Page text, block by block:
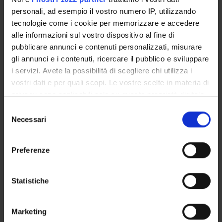
personali, ad esempio il vostro numero IP, utilizzando
tecnologie come i cookie per memorizzare e accedere
alle informazioni sul vostro dispositivo al fine di
pubblicare annunci e contenuti personalizzati, misurare
gli annunci e i contenuti, ricercare il pubblico e sviluppare
i servizi. Avete la possibilità di scegliere chi utilizza i
vostri dati e per quali scopi. Le vostre scelte in materia di
privacy sono applicabili solo su questa proprietà digitale
modificare o revocare il proprio consenso in qualsiasi
momento dalla Dichiarazione sui cookie o facendo clic
raccogliere informazioni sulla tua posizione
geografica, con un'approssimazione di qualche
Identificare il tuo dispositivo, scansionandolo
delNecessari
Preferenze
Statistiche
Marketing
RESEARCH AREAS INVOLVED IN THE PROJECT
Letteratura inglese e letterature anglofone
Critical Theory & Poetics
Letteratura inglese e letterature anglofone
Cultural Studies and Mentalities
Letteratura inglese e letterature anglofone
RESEARCH AREAS